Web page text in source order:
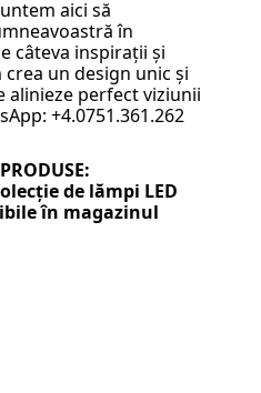
aici să
în
câteva inspirații și
un design unic și
alinieze perfect viziunii
+4.0751.361.262
de lămpi LED
în magazinul